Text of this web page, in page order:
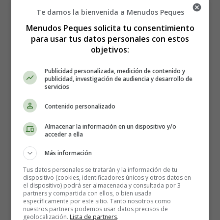
Es importante que seas paciente y compasivo contigo
mismo durante este proceso.La curación no sucede de
la noche a la mañana. Es un proceso que requiere
perdonar rápidamente, pero también asegúrate de no
guardar rencor y resentimiento indefinidamente
sientes que necesitas ayuda para superar tus sentimientos,
considera hablar con un terapeuta o un consejero de
confianza.
Asegúrate de que ambos estén dispuestos a
comprometerse con la relación. Esto significa no solo
trabajar juntos para superar la infidelidad, sino también
asegurarse de que estén satisfechos con la relación en
general. Hablen sobre las necesidades emocionales y
físicas del otro, y hagan un esfuerzo para cumplirlas.
También es importanteestablecer límites y expectativas
Te damos la bienvenida a Menudos Peques
Menudos Peques solicita tu consentimiento
para usar tus datos personales con estos
objetivos:
Publicidad personalizada, medición de contenido y
publicidad, investigación de audiencia y desarrollo de
servicios
Contenido personalizado
Almacenar la información en un dispositivo y/o
acceder a ella
Más información
Tus datos personales se tratarán y la información de tu
dispositivo (cookies, identificadores únicos y otros datos en
el dispositivo) podrá ser almacenada y consultada por 3
partners y compartida con ellos, o bien usada
específicamente por este sitio. Tanto nosotros como
nuestros partners podemos usar datos precisos de
geolocalización. Lista de partners.